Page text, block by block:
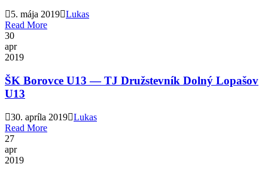
5. mája 2019 Lukas
Read More
30
apr
2019
ŠK Borovce U13 — TJ Družstevník Dolný Lopašov
U13
30. apríla 2019 Lukas
Read More
27
apr
2019